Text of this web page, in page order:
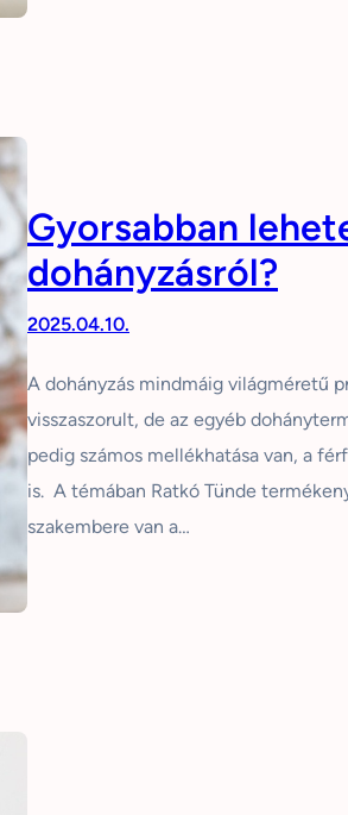
Gyorsabban
dohányzásról?
2025.04.10.
A dohányzás mindmáig világméretű
visszaszorult, de az egyéb
pedig számos mellékhatása van, a
is. A témában Ratkó Tünde
szakembere van a…